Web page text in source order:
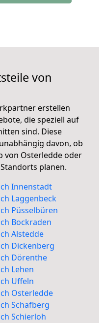
von
erstellen
die speziell auf
sind. Diese
davon, ob
von Osterledde oder
planen.
Innenstadt
Laggenbeck
Püsselbüren
Bockraden
Alstedde
Dickenberg
Dörenthe
Lehen
Uffeln
Osterledde
Schafberg
Schierloh